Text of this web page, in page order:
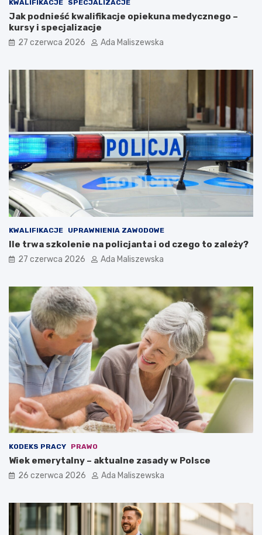
KWALIFIKACJE SPECJALIZACJE
Jak podnieść kwalifikacje opiekuna medycznego –
kursy i specjalizacje
27 czerwca 2026 Ada Maliszewska
KWALIFIKACJE UPRAWNIENIA ZAWODOWE
Ile trwa szkolenie na policjanta i od czego to zależy?
27 czerwca 2026 Ada Maliszewska
KODEKS PRACY PRAWO
Wiek emerytalny – aktualne zasady w Polsce
26 czerwca 2026 Ada Maliszewska